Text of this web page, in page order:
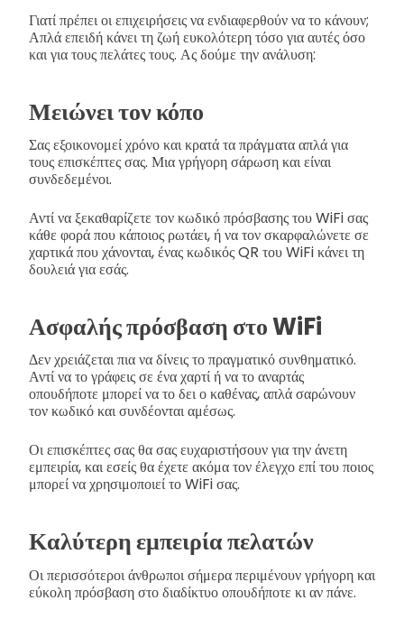
Γιατί πρέπει οι επιχειρήσεις να ενδιαφερθούν να το κάνουν;
Απλά επειδή κάνει τη ζωή ευκολότερη τόσο για αυτές όσο
και για τους πελάτες τους. Ας δούμε την ανάλυση:
Μειώνει τον κόπο
Σας εξοικονομεί χρόνο και κρατά τα πράγματα απλά για
τους επισκέπτες σας. Μια γρήγορη σάρωση και είναι
συνδεδεμένοι.
Αντί να ξεκαθαρίζετε τον κωδικό πρόσβασης του WiFi σας
κάθε φορά που κάποιος ρωτάει, ή να τον σκαρφαλώνετε σε
χαρτικά που χάνονται, ένας κωδικός QR του WiFi κάνει τη
δουλειά για εσάς.
Ασφαλής πρόσβαση στο WiFi
Δεν χρειάζεται πια να δίνεις το πραγματικό συνθηματικό.
Αντί να το γράφεις σε ένα χαρτί ή να το αναρτάς
οπουδήποτε μπορεί να το δει ο καθένας, απλά σαρώνουν
τον κωδικό και συνδέονται αμέσως.
Οι επισκέπτες σας θα σας ευχαριστήσουν για την άνετη
εμπειρία, και εσείς θα έχετε ακόμα τον έλεγχο επί του ποιος
μπορεί να χρησιμοποιεί το WiFi σας.
Καλύτερη εμπειρία πελατών
Οι περισσότεροι άνθρωποι σήμερα περιμένουν γρήγορη και
εύκολη πρόσβαση στο διαδίκτυο οπουδήποτε κι αν πάνε.